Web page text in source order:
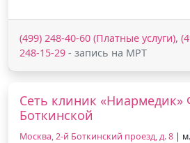
(499) 248-40-60 (Платные услуги),
248-15-29 - запись на МРТ
Сеть клиник «Ниармедик»
Боткинской
Москва, 2-й Боткинский проезд, д. 8 | м.